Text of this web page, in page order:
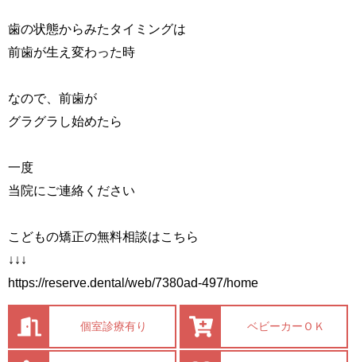
個室診療有り ベビーカーＯＫ
歯の状態からみたタイミングは
前歯が生え変わった時
なので、前歯が
グラグラし始めたら
一度
当院にご連絡ください
こどもの矯正の無料相談はこちら
↓↓↓
https://reserve.dental/web/7380ad-497/home